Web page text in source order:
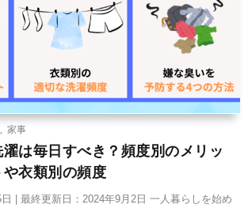
家事
は毎日すべき？頻度別のメリッ
や衣類別の頻度
| 最終更新日：2024年9月2日 一人暮らしを始め